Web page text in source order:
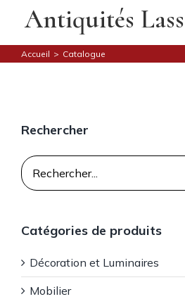
Antiquités
Accueil > Catalogue
Rechercher
Catégories de produits
Décoration et Luminaires
Mobilier